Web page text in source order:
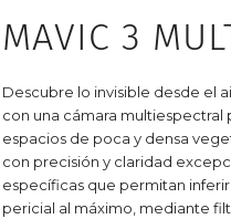
MAVIC 3
Descubre lo invisible desde el
con una cámara multiespectral
espacios de poca y densa
con precisión y claridad
específicas que permitan
pericial al máximo, mediante